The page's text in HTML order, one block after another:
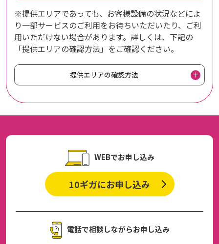
※提供エリアであっても、お客様設備の状況などによ
り一部サービスのご利用をお待ちいただいたり、ご利
用いただけない場合があります。詳しくは、下記の
「提供エリアの確認方法」をご確認ください。
提供エリアの確認方法
WEBでお申し込み
10ギガにお申し込み
電話で相談しながらお申し込み